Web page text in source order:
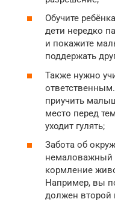
Обучите
дети нередко
и покажите
поддержать
Также нужно
приучить
место перед
уходит гулять;
Забота об
немаловажный
кормление
Например, вы
должен второй